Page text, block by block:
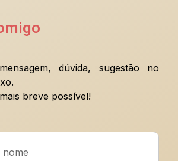
dúvida, sugestão no
breve possível!